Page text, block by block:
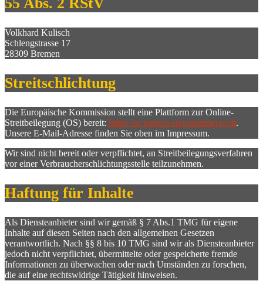
55 Abs. 2 RStV
Volkhard Kulisch
Schlengstrasse 17
28309 Bremen
Streitschlichtung
Die Europäische Kommission stellt eine Plattform zur Online-
Streitbeilegung (OS) bereit: https://ec.europa.eu/consumers/odr.
Unsere E-Mail-Adresse finden Sie oben im Impressum.
Wir sind nicht bereit oder verpflichtet, an Streitbeilegungsverfahren
vor einer Verbraucherschlichtungsstelle teilzunehmen.
Haftung für Inhalte
Als Diensteanbieter sind wir gemäß § 7 Abs.1 TMG für eigene
Inhalte auf diesen Seiten nach den allgemeinen Gesetzen
verantwortlich. Nach §§ 8 bis 10 TMG sind wir als Diensteanbieter
jedoch nicht verpflichtet, übermittelte oder gespeicherte fremde
Informationen zu überwachen oder nach Umständen zu forschen,
die auf eine rechtswidrige Tätigkeit hinweisen.